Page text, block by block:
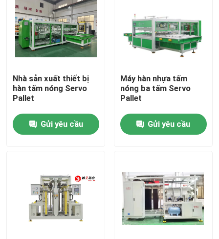
Nhà
Video
Về chúng tôi
Nhà sản xuất thiết bị
hàn tấm nóng Servo
Pallet
Gửi yêu cầu
Máy hàn nhựa tấm
nóng ba tấm Servo
Pallet
Gửi yêu cầu